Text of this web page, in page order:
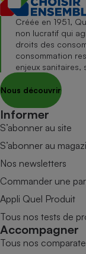
Créée en 1951,
non lucratif qui
droits des
consommation
enjeux sanitaires,
Nous découvrir
Informer
S’abonner au site
S’abonner au
Nos newsletters
Commander une
Appli Quel Produit
Tous nos tests de
Accompagner
Tous nos